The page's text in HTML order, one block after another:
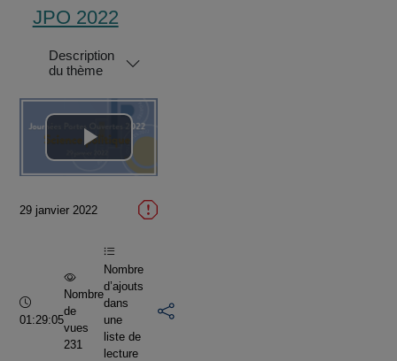
JPO 2022
Description
du thème
Lire
la
vidéo
29 janvier 2022
Durée :
01:29:05
Nombre
de
vues
231
Nombre
d’ajouts
dans
une
liste de
lecture